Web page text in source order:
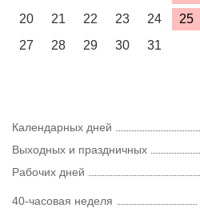
20
21 22 23 24 25
27
28 29 30 31
Календарных дней
Выходных и праздничных
Рабочих дней
40-часовая неделя